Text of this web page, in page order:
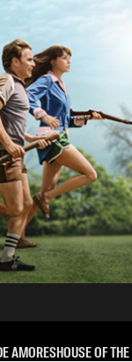
AMORESHOUSE OF